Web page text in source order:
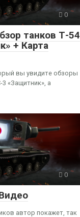
0
танков Т-54
+ Карта
вы увидите обзоры
«Защитник», а
0
автор покажет, так